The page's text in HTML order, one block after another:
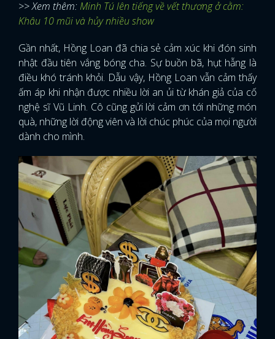
>> Xem thêm:Minh Tú lên tiếng về vết thương ở cằm:
Khâu 10 mũi và hủy nhiều show
Gần nhất, Hồng Loan đã chia sẻ cảm xúc khi đón sinh
nhật đầu tiên vắng bóng cha. Sự buồn bã, hụt hẫng là
điều khó tránh khỏi. Dẫu vậy, Hồng Loan vẫn cảm thấy
ấm áp khi nhận được nhiều lời an ủi từ khán giả của cố
nghệ sĩ Vũ Linh. Cô cũng gửi lời cảm ơn tới những món
quà, những lời động viên và lời chúc phúc của mọi người
dành cho mình.